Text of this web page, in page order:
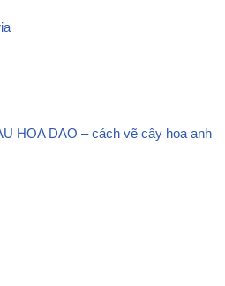
HOA DAO – cách vẽ cây hoa anh